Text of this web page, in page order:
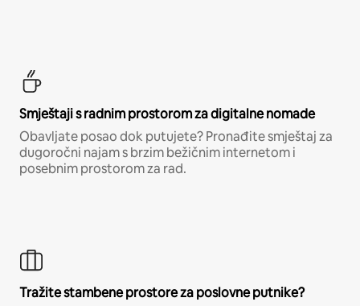
Smještaji s radnim prostorom za digitalne nomade
Obavljate posao dok putujete? Pronađite smještaj za
dugoročni najam s brzim bežičnim internetom i
posebnim prostorom za rad.
Tražite stambene prostore za poslovne putnike?